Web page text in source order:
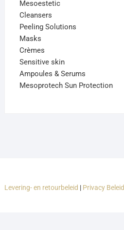
Mesoestetic
Cleansers
Peeling Solutions
Masks
Crèmes
Sensitive skin
Ampoules & Serums
Mesoprotech Sun Protection
Levering- en retourbeleid | Privacy Beleid